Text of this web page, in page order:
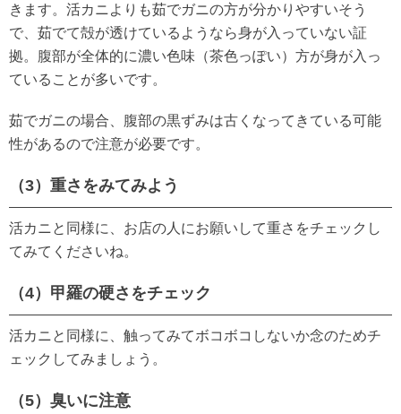
きます。活カニよりも茹でガニの方が分かりやすいそう
で、茹でて殻が透けているようなら身が入っていない証
拠。腹部が全体的に濃い色味（茶色っぽい）方が身が入っ
ていることが多いです。
茹でガニの場合、腹部の黒ずみは古くなってきている可能
性があるので注意が必要です。
（3）重さをみてみよう
活カニと同様に、お店の人にお願いして重さをチェックし
てみてくださいね。
（4）甲羅の硬さをチェック
活カニと同様に、触ってみてボコボコしないか念のためチ
ェックしてみましょう。
（5）臭いに注意